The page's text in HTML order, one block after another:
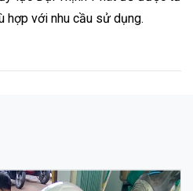
hợp với nhu cầu sử dụng.